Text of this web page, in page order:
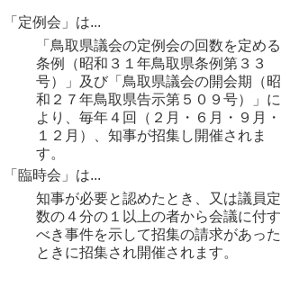
「定例会」は...
「鳥取県議会の定例会の回数を定める
条例（昭和３１年鳥取県条例第３３
号）」及び「鳥取県議会の開会期（昭
和２７年鳥取県告示第５０９号）」に
より、毎年４回（２月・６月・９月・
１２月）、知事が招集し開催されま
す。
「臨時会」は...
知事が必要と認めたとき、又は議員定
数の４分の１以上の者から会議に付す
べき事件を示して招集の請求があった
ときに招集され開催されます。